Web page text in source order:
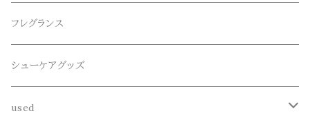
CountyComm(カウンティーコム)
decka(デカ)
dros dro(ドロスドロ)
シャツ
サンダル
腕時計
キーアクセサリー
財布、コインケース、マネークリップ
ネックレス
フレグランス
シューケアグッズ
used